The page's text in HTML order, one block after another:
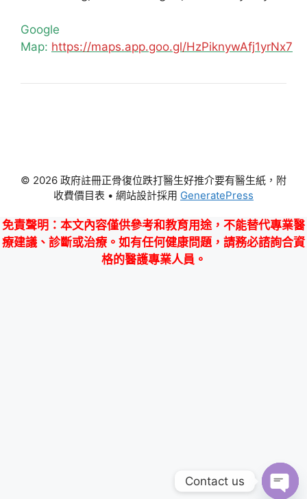
Google
Map: https://maps.app.goo.gl/HzPiknywAfj1yrNx7
© 2026 政府註冊正骨復位跌打醫生好推介要有醫生紙，附
收費價目表 • 網站設計採用 GeneratePress
免責聲明 ：本文內容僅供參考和教育用途，不能替代專業醫
療建議、診斷或治療。如有任何健康問題，請務必諮詢合資
格的醫護專業人員。
Contact us